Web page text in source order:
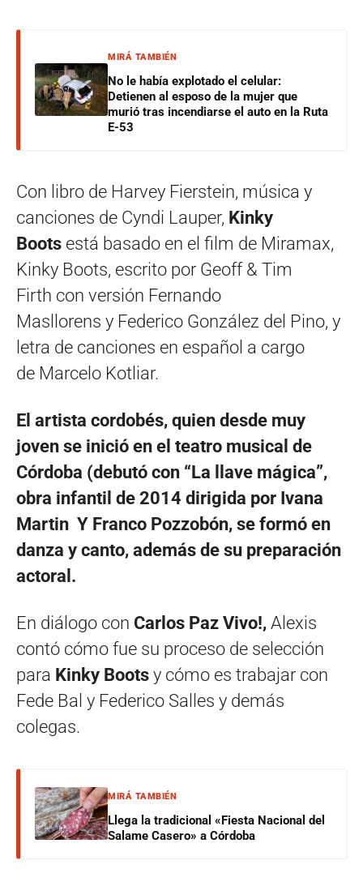
MIRÁ TAMBIÉN
No le había explotado el celular:
Detienen al esposo de la mujer que
murió tras incendiarse el auto en la Ruta
E-53
Con libro de Harvey Fierstein, música y
canciones de Cyndi Lauper, Kinky
Boots está basado en el film de Miramax,
Kinky Boots, escrito por Geoff & Tim
Firth con versión Fernando
Masllorens y Federico González del Pino, y
letra de canciones en español a cargo
de Marcelo Kotliar.
El artista cordobés, quien desde muy
joven se inició en el teatro musical de
Córdoba (debutó con “La llave mágica”,
obra infantil de 2014 dirigida por Ivana
Martin Y Franco Pozzobón, se formó en
danza y canto, además de su preparación
actoral.
En diálogo con Carlos Paz Vivo!, Alexis
contó cómo fue su proceso de selección
para Kinky Boots y cómo es trabajar con
Fede Bal y Federico Salles y demás
colegas.
MIRÁ TAMBIÉN
Llega la tradicional «Fiesta Nacional del
Salame Casero» a Córdoba